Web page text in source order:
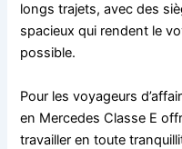
longs trajets, avec des
spacieux qui rendent le
possible.
Pour les voyageurs
en Mercedes Classe E
travailler en toute